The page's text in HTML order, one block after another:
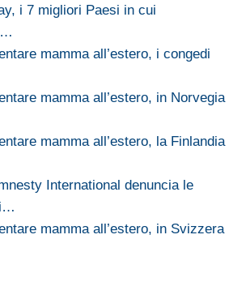
i 7 migliori Paesi in cui
mamma all’estero, i congedi
mamma all’estero, in Norvegia
mamma all’estero, la Finlandia
International denuncia le
mamma all’estero, in Svizzera